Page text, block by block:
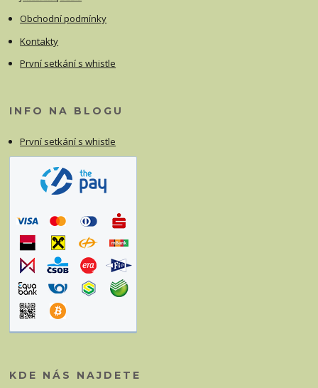
Obchodní podmínky
Kontakty
První setkání s whistle
INFO NA BLOGU
První setkání s whistle
KDE NÁS NAJDETE